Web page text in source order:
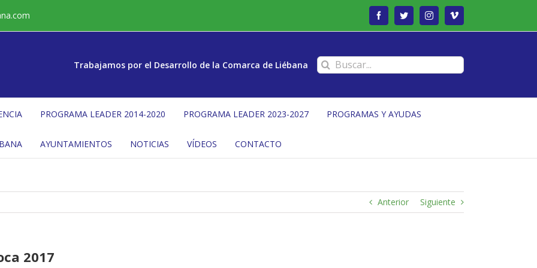
FacebookTwitterInstagramVimeo
Trabajamos por el Desarrollo de la Comarca de Liébana Buscar:
PROGRAMA LEADER 2014-2020 PROGRAMA LEADER 2023-2027 PROGRAMAS Y AYUDAS
AYUNTAMIENTOS NOTICIAS VÍDEOS CONTACTO
Anterior Siguiente
2017